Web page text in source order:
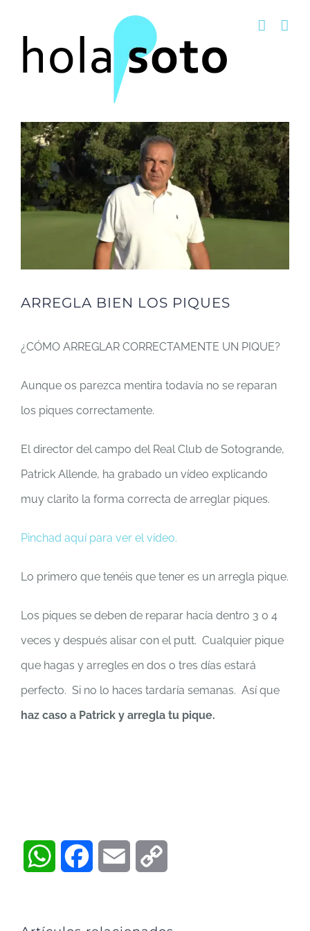
contenido
ARREGLA BIEN LOS PIQUES
¿CÓMO ARREGLAR CORRECTAMENTE UN PIQUE?
Aunque os parezca mentira todavía no se reparan
los piques correctamente.
El director del campo del Real Club de Sotogrande,
Patrick Allende, ha grabado un vídeo explicando
muy clarito la forma correcta de arreglar piques.
Pinchad aquí para ver el vídeo.
Lo primero que tenéis que tener es un arregla pique.
Los piques se deben de reparar hacía dentro 3 0 4
veces y después alisar con el putt. Cualquier pique
que hagas y arregles en dos o tres días estará
perfecto. Si no lo haces tardaría semanas. Así que
haz caso a Patrick y arregla tu pique.
WhatsAppFacebookEmail